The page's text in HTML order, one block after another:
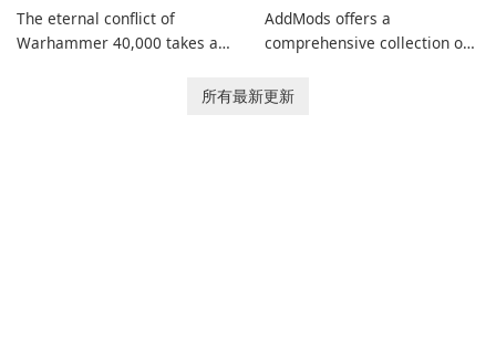
The eternal conflict of
Warhammer 40,000 takes a
Combat Cards - 40K, a card
AddMods offers a
comprehensive collection of
allowing you to enhance your
所有最新更新